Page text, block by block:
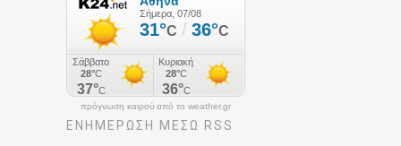
πρόγνωση καιρού από το weather.gr
ΕΝΗΜΈΡΩΣΉ ΜΕΣΩ RSS